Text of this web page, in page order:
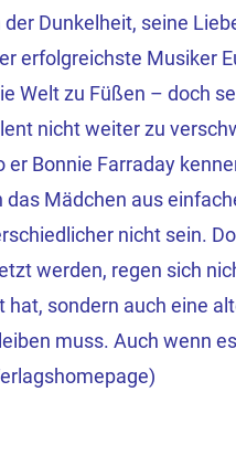
Dunkelheit, seine
erfolgreichste Musiker
Welt zu Füßen – doch
nicht weiter zu
Bonnie Farraday
Mädchen aus
nicht sein.
werden, regen sich
hat, sondern auch eine
muss. Auch wenn